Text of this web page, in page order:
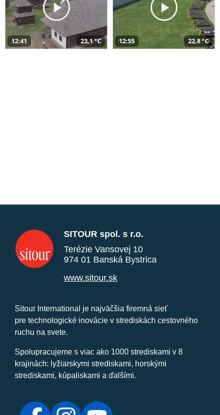
12:41 23,1 °C 12:55 22,8 °C
SITOUR spol. s r.o.
Terézie Vansovej 10
974 01 Banská Bystrica
www.sitour.sk
Sitour International je najväčšia firemná sieť
pre technologické inovácie v strediskách cestovného
ruchu na svete.
Spolupracujeme s viac ako 1000 strediskami v 8
krajinách: lyžiarskymi strediskami, horskými
strediskami, kúpaliskami a ďalšími.